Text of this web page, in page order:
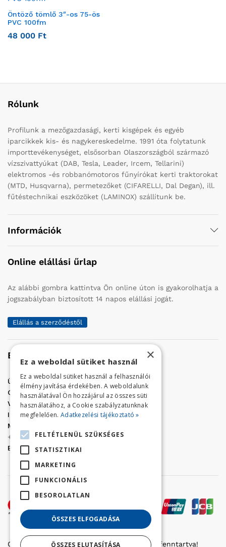
Öntöző tömlő 3″-os 75-ös
PVC 100fm
48 000 Ft
Rólunk
Profilunk a mezőgazdasági, kerti kisgépek és egyéb
iparcikkek kis- és nagykereskedelme. 1991 óta folytatunk
importtevékenységet, elsősorban Olaszországból származó
vízszivattyúkat (DAB, Tesla, Leader, Ircem, Tellarini)
elektromos -és robbanómotoros fűnyírókat kerti traktorokat
(MTD, Husqvarna), permetezőket (CIFARELLI, Dal Degan), ill.
fűtéstechnikai eszközöket (LAMINOX) szállítunk be.
Információk
Online elállási űrlap
Az alábbi gombra kattintva Ön online úton is gyakorolhatja a
jogszabályban biztosított 14 napos elállási jogát.
Elállás a szerződéstől
Elérhetőség
Üzletünk címe:Szolnok, Vércse út 17.
Golf Center Áruház:06 (56) 423-324
VÁR-Kert Áruház: 06 (56) 429-771
Iroda:06 (56) 421-857
Megrendelés, termék információ:
+36 (70) 938-3356
E-mail:
golfaruhaz@gmail.com
Copyright © 2022 Golfker Kft. - Minden jog fenntartva!
×
Ez a weboldal sütiket használ
Ez a weboldal sütiket használ a felhasználói
élmény javítása érdekében. A weboldalunk
használatával Ön hozzájárul az összes süti
használatához, a Cookie szabályzatunknak
megfelelően. Adatkezelési tájékoztató »
FELTÉTLENÜL SZÜKSÉGES
STATISZTIKAI
MARKETING
FUNKCIONÁLIS
BESOROLATLAN
ÖSSZES ELFOGADÁSA
ÖSSZES ELUTASÍTÁSA